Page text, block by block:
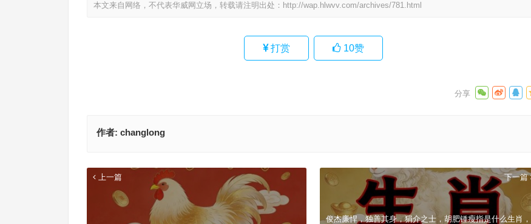
本文来自网络，不代表华威网立场，转载请注明出处： http://wap.hlwvv.com/archives/781.html
打赏 10赞
作者: changlong
上一篇 下一篇
俊杰廉悍，独善其身，狷介之士，胡肥锺瘦指是什么生肖，